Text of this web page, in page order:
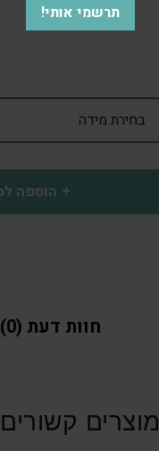
הוספה
חוות דעת (0)
מוצרים קשורים
תרשמי אותי!